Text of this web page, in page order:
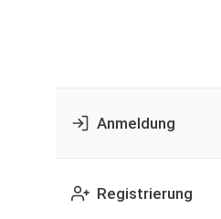
Anmeldung
Registrierung